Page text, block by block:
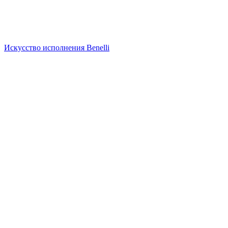
Искусство исполнения Benelli